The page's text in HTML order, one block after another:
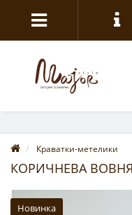
Краватки-метелики
КОРИЧНЕВА
Новинка